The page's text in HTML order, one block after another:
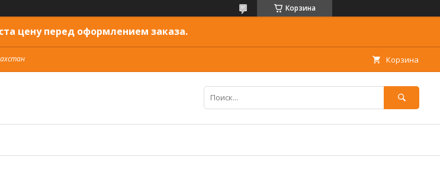
Корзина
цену перед оформлением заказа.
Корзина